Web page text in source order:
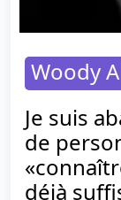
Woody
Je suis
de
déjà